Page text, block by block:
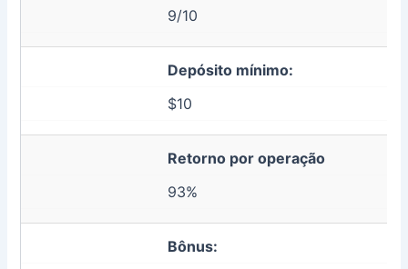
9/10
Depósito mínimo:
$10
Retorno por operação
93%
Bônus: